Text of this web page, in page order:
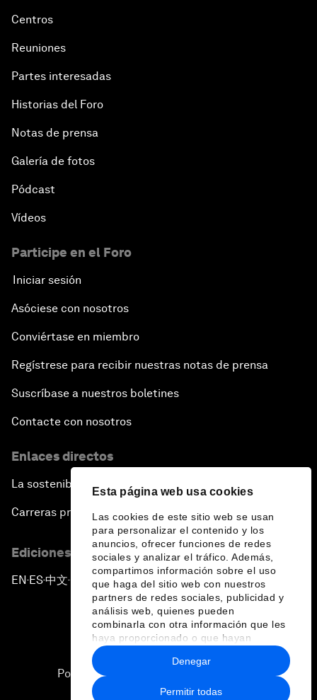
Esta página web usa cookies
Las cookies de este sitio web se usan
para personalizar el contenido y los
anuncios, ofrecer funciones de redes
sociales y analizar el tráfico. Además,
compartimos información sobre el uso
que haga del sitio web con nuestros
partners de redes sociales, publicidad y
análisis web, quienes pueden
combinarla con otra información que les
haya proporcionado o que hayan
recopilado a partir del uso que haya
hecho de sus servicios.
Permitir todas
Denegar
Centros
Reuniones
Partes interesadas
Historias del Foro
Notas de prensa
Galería de fotos
Pódcast
Vídeos
Participe en el Foro
Iniciar sesión
Asóciese con nosotros
Conviértase en miembro
Regístrese para recibir nuestras notas de prensa
Suscríbase a nuestros boletines
Contacte con nosotros
Enlaces directos
La sostenibilidad en el Foro
Carreras profesionales
Ediciones en otros idiomas
EN ▪ES▪中文▪ 日本語
Política de privacidad y normas de uso